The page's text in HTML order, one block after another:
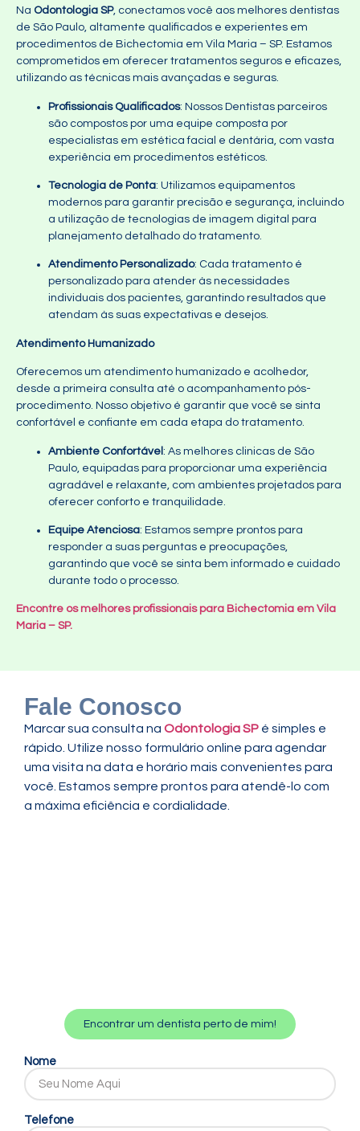
Na Odontologia SP, conectamos você aos melhores dentistas
de São Paulo, altamente qualificados e experientes em
procedimentos de Bichectomia em Vila Maria – SP. Estamos
comprometidos em oferecer tratamentos seguros e eficazes,
utilizando as técnicas mais avançadas e seguras.
Profissionais Qualificados: Nossos Dentistas parceiros
são compostos por uma equipe composta por
especialistas em estética facial e dentária, com vasta
experiência em procedimentos estéticos.
Tecnologia de Ponta: Utilizamos equipamentos
modernos para garantir precisão e segurança, incluindo
a utilização de tecnologias de imagem digital para
planejamento detalhado do tratamento.
Atendimento Personalizado: Cada tratamento é
personalizado para atender às necessidades
individuais dos pacientes, garantindo resultados que
atendam às suas expectativas e desejos.
Atendimento Humanizado
Oferecemos um atendimento humanizado e acolhedor,
desde a primeira consulta até o acompanhamento pós-
procedimento. Nosso objetivo é garantir que você se sinta
confortável e confiante em cada etapa do tratamento.
Ambiente Confortável : As melhores clinicas de São
Paulo, equipadas para proporcionar uma experiência
agradável e relaxante, com ambientes projetados para
oferecer conforto e tranquilidade.
Equipe Atenciosa: Estamos sempre prontos para
responder a suas perguntas e preocupações,
garantindo que você se sinta bem informado e cuidado
durante todo o processo.
Encontre os melhores profissionais para Bichectomia em Vila
Maria – SP.
Fale Conosco
Marcar sua consulta na Odontologia SP é simples e
rápido. Utilize nosso formulário online para agendar
uma visita na data e horário mais convenientes para
você. Estamos sempre prontos para atendê-lo com
a máxima eficiência e cordialidade.
Encontrar um dentista perto de mim!
Nome
Telefone